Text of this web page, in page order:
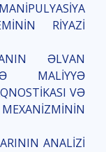
RİYAZİ
ƏLVAN
MALİYYƏ
VƏ
ANALİZİ